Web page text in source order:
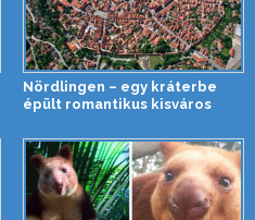
Nördlingen – egy kráterbe
épült romantikus kisváros